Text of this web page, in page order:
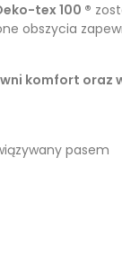
tex 100 ®
obszycia
komfort oraz
pasem